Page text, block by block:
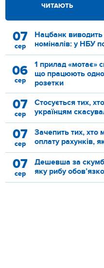
ЧИТАЮТЬ
07
сер
Нацбанк виводить
номіналів: у НБУ
06
сер
1 прилад «мотає»
що працюють
розетки
07
сер
Стосується тих,
українцям
07
сер
Зачепить тих, хто
оплату рахунків,
07
сер
Дешевша за
яку рибу